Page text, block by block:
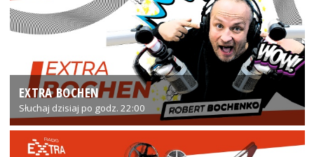
EXTRA BOCHEN
Słuchaj dzisiaj po godz. 22:00